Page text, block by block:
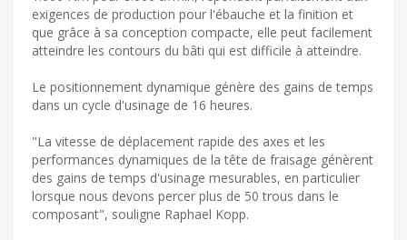
exigences de production pour l'ébauche et la finition et
que grâce à sa conception compacte, elle peut facilement
atteindre les contours du bâti qui est difficile à atteindre.
Le positionnement dynamique génère des gains de temps
dans un cycle d'usinage de 16 heures.
"La vitesse de déplacement rapide des axes et les
performances dynamiques de la tête de fraisage génèrent
des gains de temps d'usinage mesurables, en particulier
lorsque nous devons percer plus de 50 trous dans le
composant", souligne Raphael Kopp.